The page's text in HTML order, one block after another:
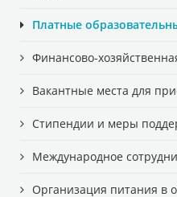
Платные
Финансово-
Вакантные места для
Стипендии и меры
Международное
Организация питания в